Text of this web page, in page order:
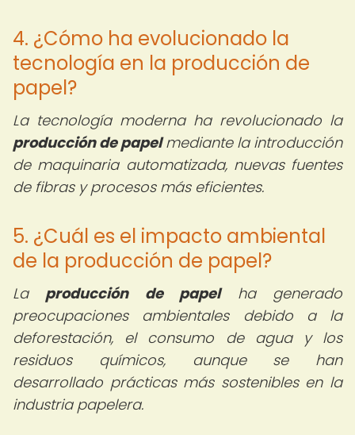
4. ¿Cómo ha evolucionado la
tecnología en la producción de
papel?
La tecnología moderna ha revolucionado la
producción de papelmediante la introducción
de maquinaria automatizada, nuevas fuentes
de fibras y procesos más eficientes.
5. ¿Cuál es el impacto ambiental
de la producción de papel?
La producción de papelha generado
preocupaciones ambientales debido a la
deforestación, el consumo de agua y los
residuos químicos, aunque se han
desarrollado prácticas más sostenibles en la
industria papelera.